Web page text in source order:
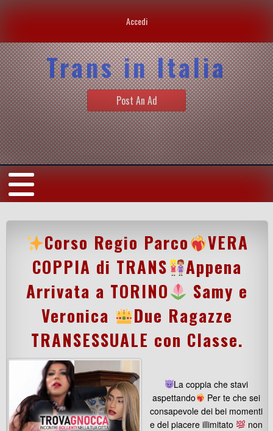
Accedi
Trans in Italia
Post An Ad
Corso Regio Parco
VERA
COPPIA di TRANS
Appena
Arrivata a TORINO
Samy e
Veronica
Due Ragazze
TRANSESSUALE con Classe.
La coppia che stavi
aspettando
Per te che sei
consapevole dei bei momenti
e del piacere illimitato
non